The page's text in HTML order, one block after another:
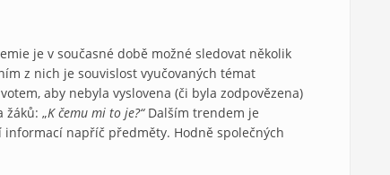
je v současné době možné sledovat několik
z nich je souvislost vyučovaných témat
aby nebyla vyslovena (či byla zodpovězena)
žáků: „K čemu mi to je?“Dalším trendem je
informací napříč předměty. Hodně společných